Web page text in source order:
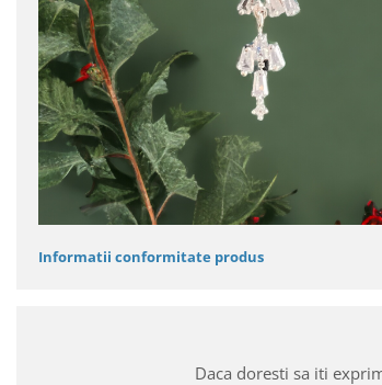
Informatii conformitate produs
Daca doresti sa iti